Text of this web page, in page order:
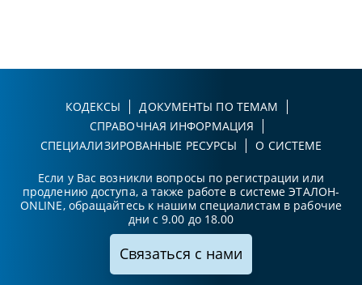
КОДЕКСЫ
ДОКУМЕНТЫ ПО ТЕМАМ
СПРАВОЧНАЯ ИНФОРМАЦИЯ
СПЕЦИАЛИЗИРОВАННЫЕ РЕСУРСЫ
О СИСТЕМЕ
Если у Вас возникли вопросы по регистрации или
продлению доступа, а также работе в системе ЭТАЛОН-
ONLINE, обращайтесь к нашим специалистам в рабочие
дни с 9.00 до 18.00
Связаться с нами